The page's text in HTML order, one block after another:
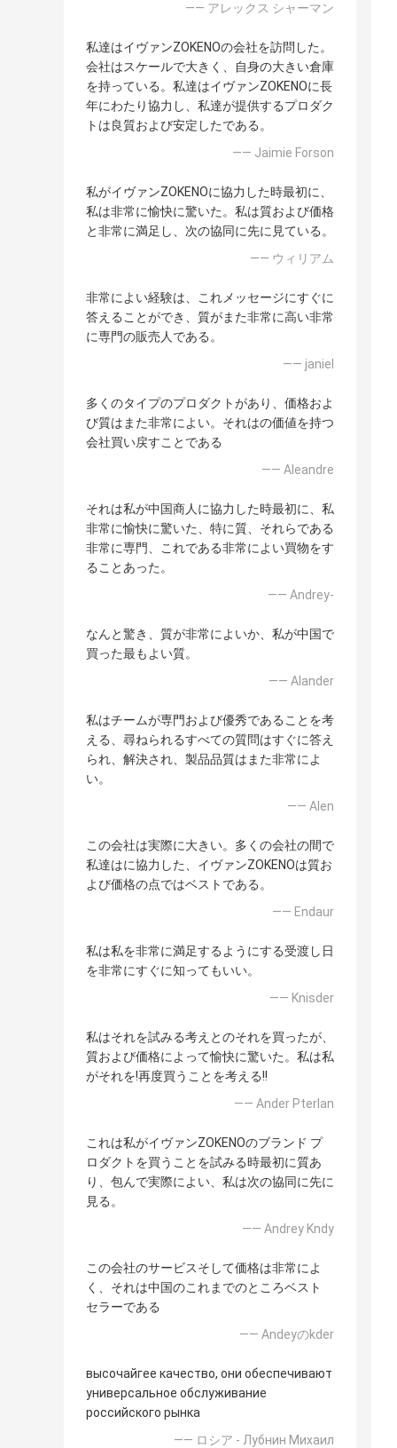
—— アレックス シャーマン
私達はイヴァンZOKENOの会社を訪問した。
会社はスケールで大きく、自身の大きい倉庫
を持っている。私達はイヴァンZOKENOに長
年にわたり協力し、私達が提供するプロダク
トは良質および安定したである。
—— Jaimie Forson
私がイヴァンZOKENOに協力した時最初に、
私は非常に愉快に驚いた。私は質および価格
と非常に満足し、次の協同に先に見ている。
—— ウィリアム
非常によい経験は、これメッセージにすぐに
答えることができ、質がまた非常に高い非常
に専門の販売人である。
—— janiel
多くのタイプのプロダクトがあり、価格およ
び質はまた非常によい。それはの価値を持つ
会社買い戻すことである
—— Aleandre
それは私が中国商人に協力した時最初に、私
非常に愉快に驚いた、特に質、それらである
非常に専門、これである非常によい買物をす
ることあった。
—— Andrey-
なんと驚き、質が非常によいか、私が中国で
買った最もよい質。
—— Alander
私はチームが専門および優秀であることを考
える、尋ねられるすべての質問はすぐに答え
られ、解決され、製品品質はまた非常によ
い。
—— Alen
この会社は実際に大きい。多くの会社の間で
私達はに協力した、イヴァンZOKENOは質お
よび価格の点ではベストである。
—— Endaur
私は私を非常に満足するようにする受渡し日
を非常にすぐに知ってもいい。
—— Knisder
私はそれを試みる考えとのそれを買ったが、
質および価格によって愉快に驚いた。私は私
がそれを!再度買うことを考える!!
—— Ander Pterlan
これは私がイヴァンZOKENOのブランド プ
ロダクトを買うことを試みる時最初に質あ
り、包んで実際によい、私は次の協同に先に
見る。
—— Andrey Kndy
この会社のサービスそして価格は非常によ
く、それは中国のこれまでのところベスト
セラーである
—— Andeyのkder
высочайгее качество, они обеспечивают
универсальное обслуживание
российского рынка
—— ロシア - Лубнин Михаил